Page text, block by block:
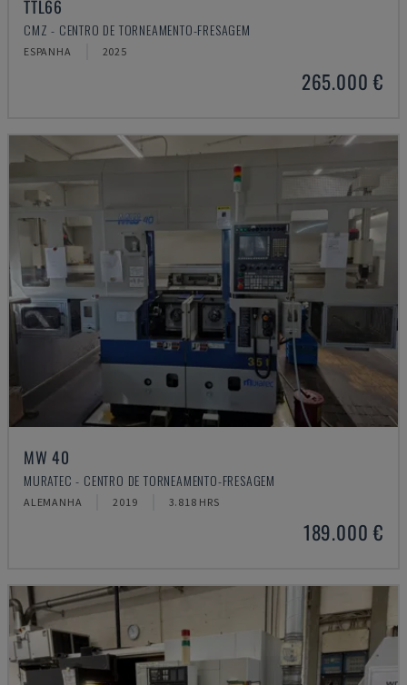
TTL66
CMZ - CENTRO DE TORNEAMENTO-FRESAGEM
ESPANHA 2025
265.000 €
MW 40
MURATEC - CENTRO DE TORNEAMENTO-FRESAGEM
ALEMANHA 2019 3.818 HRS
189.000 €